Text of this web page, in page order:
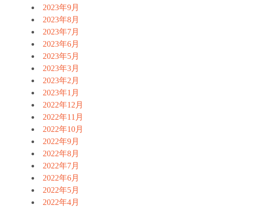
2023年9月
2023年8月
2023年7月
2023年6月
2023年5月
2023年3月
2023年2月
2023年1月
2022年12月
2022年11月
2022年10月
2022年9月
2022年8月
2022年7月
2022年6月
2022年5月
2022年4月